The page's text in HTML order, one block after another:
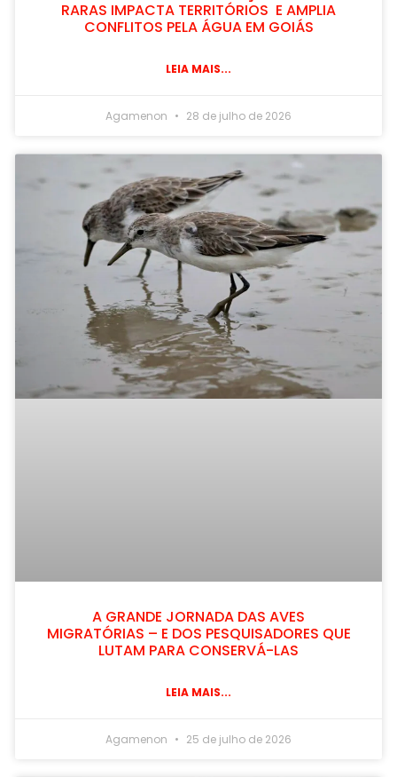
RARAS IMPACTA TERRITÓRIOS E AMPLIA
CONFLITOS PELA ÁGUA EM GOIÁS
LEIA MAIS...
Agamenon 28 de julho de 2026
A GRANDE JORNADA DAS AVES
MIGRATÓRIAS – E DOS PESQUISADORES QUE
LUTAM PARA CONSERVÁ-LAS
LEIA MAIS...
Agamenon 25 de julho de 2026